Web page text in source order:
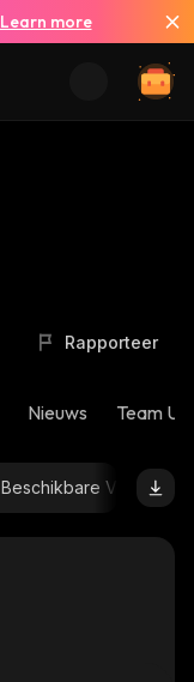
Learn more
Rapporteer
Nieuws Team
Beschikbare Voorraad